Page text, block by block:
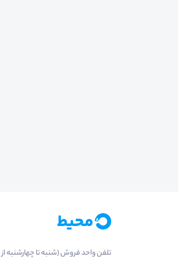
تلفن واحد فروش (شنبه تا چهارشنبه از 08:00 الی 17:00)